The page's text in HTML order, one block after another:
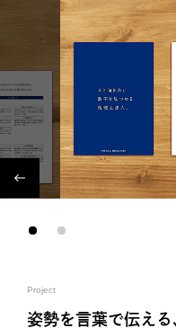
Project
姿勢を言葉で伝える